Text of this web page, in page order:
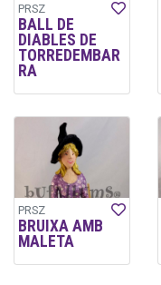
PRSZ
BALL DE
DIABLES DE
TORREDEMBAR
RA
PRSZ
BRUIXA AMB
MALETA